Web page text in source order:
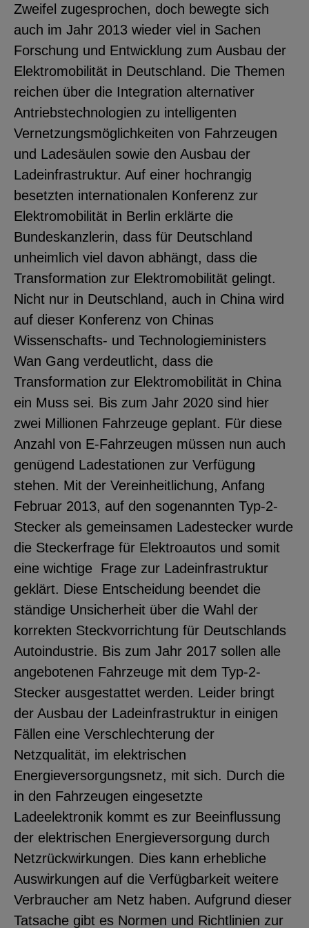
Zweifel zugesprochen, doch bewegte sich
auch im Jahr 2013 wieder viel in Sachen
Forschung und Entwicklung zum Ausbau der
Elektromobilität in Deutschland. Die Themen
reichen über die Integration alternativer
Antriebstechnologien zu intelligenten
Vernetzungsmöglichkeiten von Fahrzeugen
und Ladesäulen sowie den Ausbau der
Ladeinfrastruktur. Auf einer hochrangig
besetzten internationalen Konferenz zur
Elektromobilität in Berlin erklärte die
Bundeskanzlerin, dass für Deutschland
unheimlich viel davon abhängt, dass die
Transformation zur Elektromobilität gelingt.
Nicht nur in Deutschland, auch in China wird
auf dieser Konferenz von Chinas
Wissenschafts- und Technologieministers
Wan Gang verdeutlicht, dass die
Transformation zur Elektromobilität in China
ein Muss sei. Bis zum Jahr 2020 sind hier
zwei Millionen Fahrzeuge geplant. Für diese
Anzahl von E-Fahrzeugen müssen nun auch
genügend Ladestationen zur Verfügung
stehen. Mit der Vereinheitlichung, Anfang
Februar 2013, auf den sogenannten Typ-2-
Stecker als gemeinsamen Ladestecker wurde
die Steckerfrage für Elektroautos und somit
eine wichtige Frage zur Ladeinfrastruktur
geklärt. Diese Entscheidung beendet die
ständige Unsicherheit über die Wahl der
korrekten Steckvorrichtung für Deutschlands
Autoindustrie. Bis zum Jahr 2017 sollen alle
angebotenen Fahrzeuge mit dem Typ-2-
Stecker ausgestattet werden. Leider bringt
der Ausbau der Ladeinfrastruktur in einigen
Fällen eine Verschlechterung der
Netzqualität, im elektrischen
Energieversorgungsnetz, mit sich. Durch die
in den Fahrzeugen eingesetzte
Ladeelektronik kommt es zur Beeinflussung
der elektrischen Energieversorgung durch
Netzrückwirkungen. Dies kann erhebliche
Auswirkungen auf die Verfügbarkeit weitere
Verbraucher am Netz haben. Aufgrund dieser
Tatsache gibt es Normen und Richtlinien zur
YouTube
ChatBot